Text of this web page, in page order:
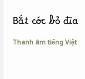
Bắt cóc bỏ đĩa
Thanh âm tiếng Việt